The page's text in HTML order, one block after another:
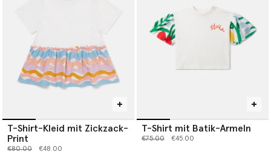
T-Shirt-Kleid mit Zickzack-
Print
Preis reduziert von
€80.00bis€48.00
T-Shirt mit Batik-Ärmeln
Preis reduziert von
€75.00bis€45.00